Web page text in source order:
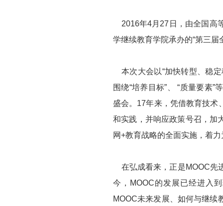
2016年4月27日，由全国高
学继续教育学院承办的“第三
本次大会以“加快转型、稳定
围绕“培养目标”、 “质量要素
盛会。17年来，凭借教育技术
和实践，并响应政策号召，加
网+教育战略的全面实施，着
在弘成看来，正是MOOC先
今，MOOC的发展已经进入
MOOC未来发展、如何与继续